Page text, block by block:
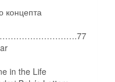
концепта
in the Life